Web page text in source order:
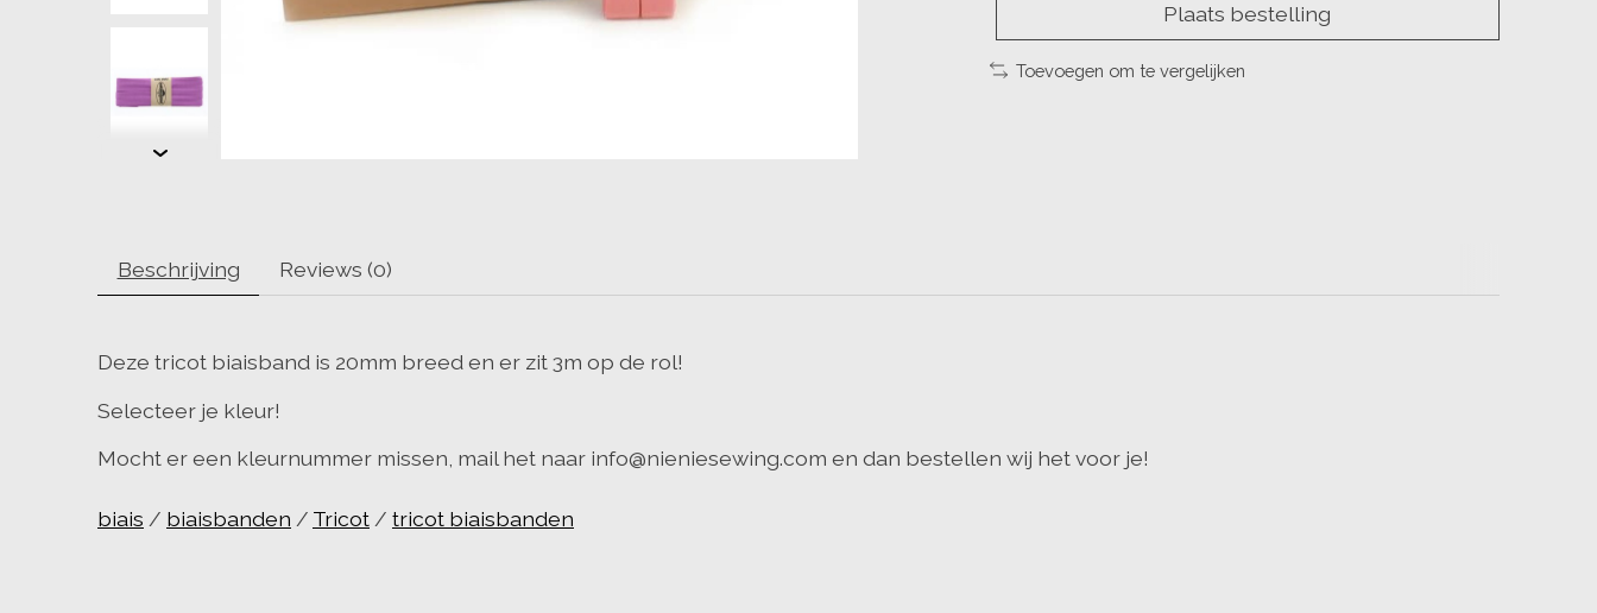
Plaats bestelling
Toevoegen om te vergelijken
Beschrijving Reviews (0)
Deze tricot biaisband is 20mm breed en er zit 3m op de rol!
Selecteer je kleur!
Mocht er een kleurnummer missen, mail het naar info@nieniesewing.com en dan bestellen wij het voor je!
biais / biaisbanden / Tricot / tricot biaisbanden